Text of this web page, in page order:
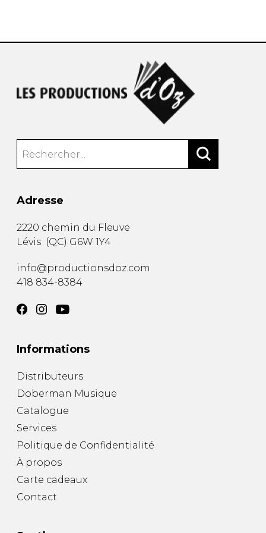
Adresse
2220 chemin du Fleuve
Lévis (QC) G6W 1Y4
info@productionsdoz.com
418 834-8384
Informations
Distributeurs
Doberman Musique
Catalogue
Services
Politique de Confidentialité
À propos
Carte cadeaux
Contact